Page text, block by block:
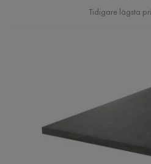
Pris
Tidigare lägsta